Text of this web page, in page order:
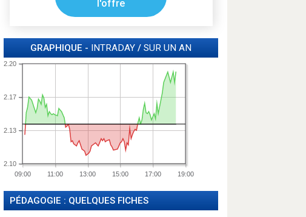
l'offre
GRAPHIQUE - INTRADAY /SUR UN AN
09:00 11:00 13:00 15:00 17:00 19:00
2.10
2.13
2.17
2.20
PÉDAGOGIE : QUELQUES FICHES